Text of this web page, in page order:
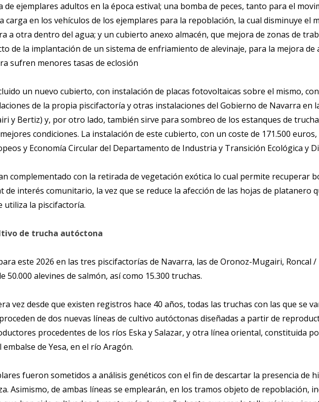
de ejemplares adultos en la época estival; una bomba de peces, tanto para el
carga en los vehículos de los ejemplares para la repoblación, la cual disminuye el
a otra dentro del agua; y un cubierto anexo almacén, que mejora de zonas de
de la implantación de un sistema de enfriamiento de alevinaje, para la mejora de
sufren menores tasas de eclosión
un nuevo cubierto, con instalación de placas fotovoltaicas sobre el mismo,
de la propia piscifactoría y otras instalaciones del Gobierno de Navarra en
y Bertiz) y, por otro lado, también sirve para sombreo de los estanques de
condiciones. La instalación de este cubierto, con un coste de 171.500
y Economía Circular del Departamento de Industria y Transición Ecológica y
complementado con la retirada de vegetación exótica lo cual permite recuperar
de interés comunitario, la vez que se reduce la afección de las hojas de platanero
utiliza la piscifactoría.
de trucha autóctona
este 2026 en las tres piscifactorías de Navarra, las de Oronoz-Mugairi, Roncal
50.000 alevines de salmón, así como 15.300 truchas.
vez desde que existen registros hace 40 años, todas las truchas con las que se
de dos nuevas líneas de cultivo autóctonas diseñadas a partir de
procedentes de los ríos Eska y Salazar, y otra línea oriental, constituida
de Yesa, en el río Aragón.
fueron sometidos a análisis genéticos con el fin de descartar la presencia de
Asimismo, de ambas líneas se emplearán, en los tramos objeto de repoblación,